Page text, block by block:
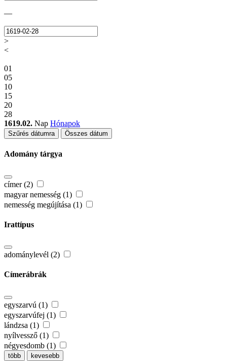
—
>
<
01
05
10
15
20
28
1619.02. Nap Hónapok
Szűrés dátumra Összes dátum
Adomány tárgya
címer (2)
magyar nemesség (1)
nemesség megújítása (1)
Irattípus
adománylevél (2)
Címerábrák
egyszarvú (1)
egyszarvúfej (1)
lándzsa (1)
nyílvessző (1)
négyesdomb (1)
több kevesebb